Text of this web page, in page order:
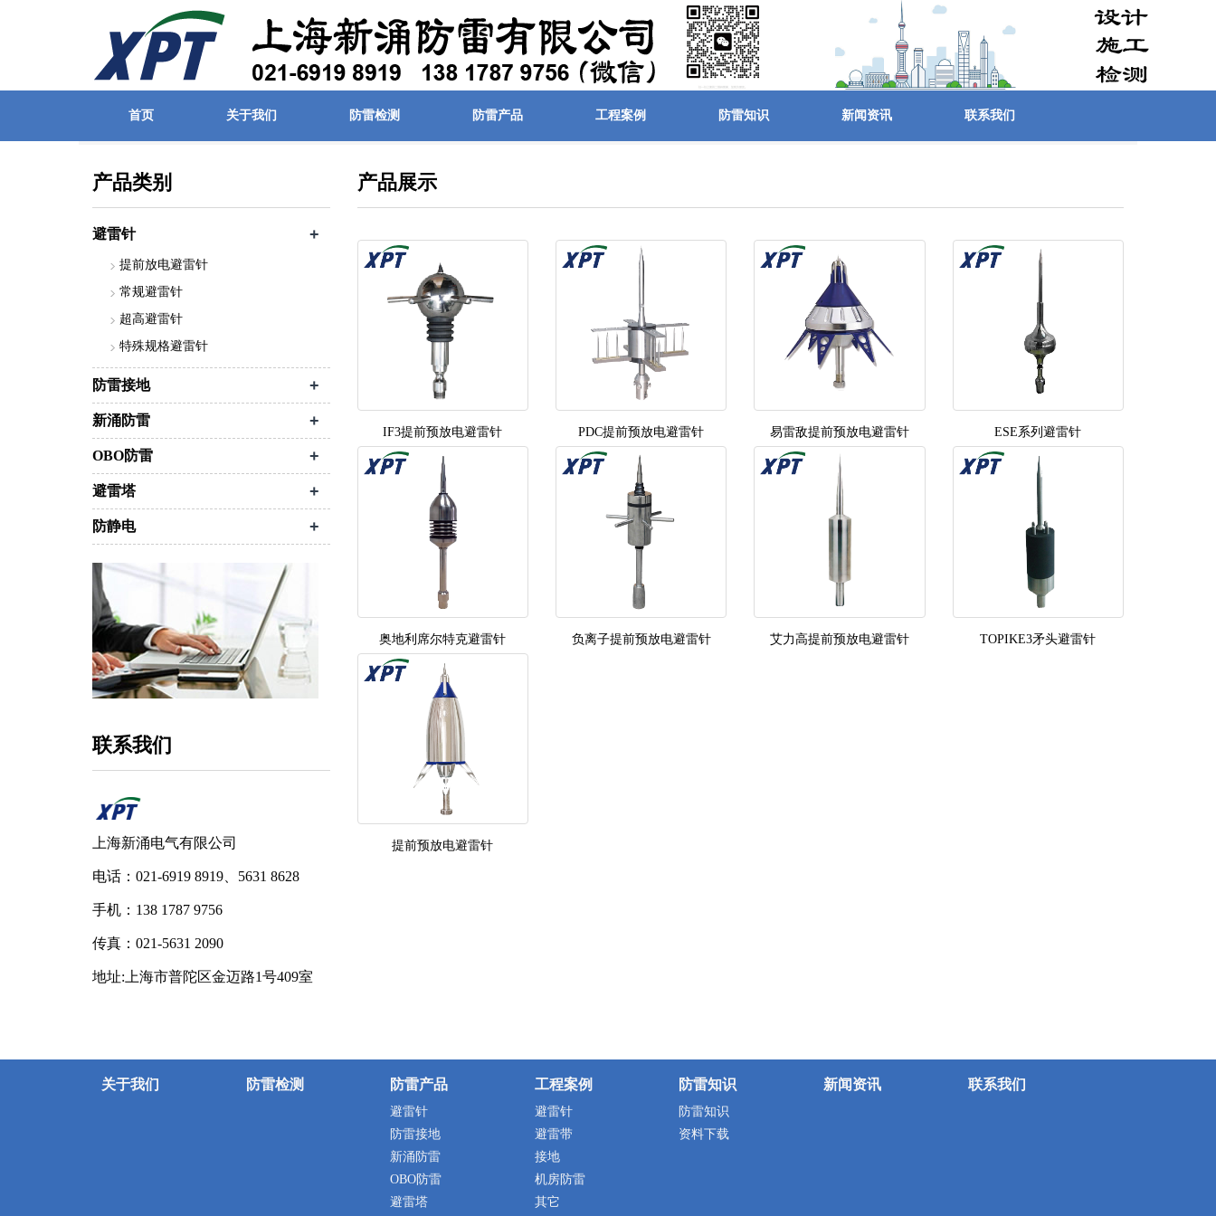
首页 关于我们 防雷检测 防雷产品 工程案例 防雷知识 新闻资讯 联系我们
首页| 产品展示
产品展示
IF3提前预放电避雷针 PDC提前预放电避雷针 易雷敌提前预放电避雷针 ESE系列避雷针
奥地利席尔特克避雷针 负离子提前预放电避雷针 艾力高提前预放电避雷针 TOPIKE3矛头避雷针
提前预放电避雷针
产品类别
避雷针 +
提前放电避雷针
常规避雷针
超高避雷针
特殊规格避雷针
防雷接地 +
新涌防雷 +
OBO防雷 +
避雷塔 +
防静电 +
联系我们
上海新涌电气有限公司
电话：021-6919 8919、5631 8628
手机：138 1787 9756
传真：021-5631 2090
地址:上海市普陀区金迈路1号409室
关于我们 防雷检测 防雷产品
避雷针
防雷接地
新涌防雷
OBO防雷
避雷塔
工程案例
避雷针
避雷带
接地
机房防雷
其它
防雷知识
防雷知识
资料下载
新闻资讯 联系我们